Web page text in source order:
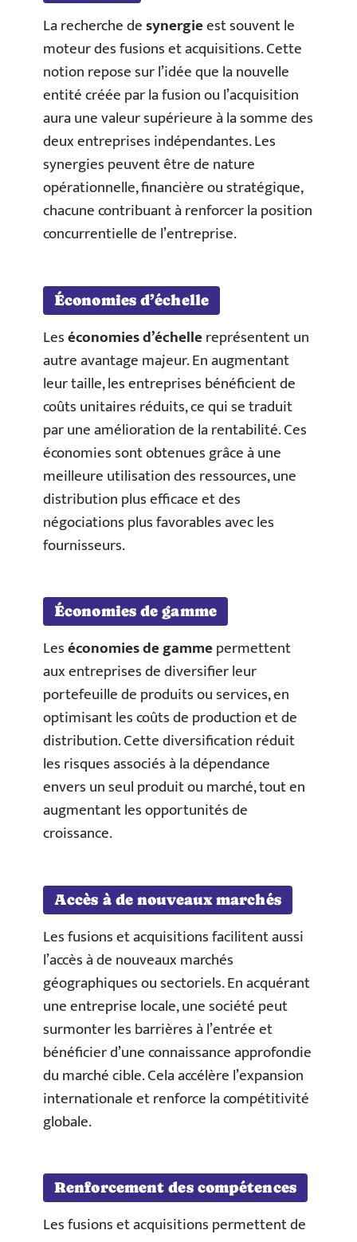
La recherche desynergieest souvent le
moteur des fusions et acquisitions. Cette
notion repose sur l’idée que la nouvelle
entité créée par la fusion ou l’acquisition
aura une valeur supérieure à la somme des
deux entreprises indépendantes. Les
synergies peuvent être de nature
opérationnelle, financière ou stratégique,
chacune contribuant à renforcer la position
concurrentielle de l’entreprise.
Économies d’échelle
Leséconomies d’échellereprésentent un
autre avantage majeur. En augmentant
leur taille, les entreprises bénéficient de
coûts unitaires réduits, ce qui se traduit
par une amélioration de la rentabilité. Ces
économies sont obtenues grâce à une
meilleure utilisation des ressources, une
distribution plus efficace et des
négociations plus favorables avec les
fournisseurs.
Économies de gamme
Leséconomies de gammepermettent
aux entreprises de diversifier leur
portefeuille de produits ou services, en
optimisant les coûts de production et de
distribution. Cette diversification réduit
les risques associés à la dépendance
envers un seul produit ou marché, tout en
augmentant les opportunités de
croissance.
Accès à de nouveaux marchés
Les fusions et acquisitions facilitent aussi
l’accès à de nouveaux marchés
géographiques ou sectoriels. En acquérant
une entreprise locale, une société peut
surmonter les barrières à l’entrée et
bénéficier d’une connaissance approfondie
du marché cible. Cela accélère l’expansion
internationale et renforce la compétitivité
globale.
Renforcement des compétences
Les fusions et acquisitions permettent de